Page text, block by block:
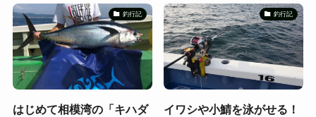
釣行記
はじめて相模湾の「キハダ
釣行記
イワシや小鯖を泳がせる！